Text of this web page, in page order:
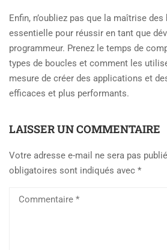
Enfin, n’oubliez pas que la maîtrise
essentielle pour réussir en tant que
programmeur. Prenez le temps de
types de boucles et comment les
mesure de créer des applications et
efficaces et plus performants.
LAISSER UN COMMENTAIRE
Votre adresse e-mail ne sera pas
obligatoires sont indiqués avec *